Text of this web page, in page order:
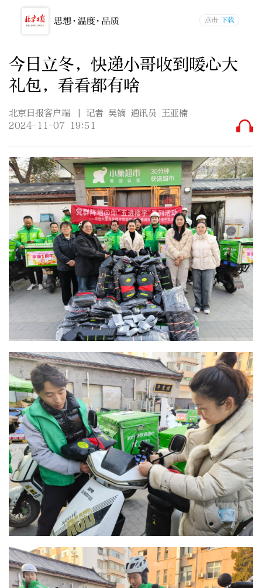
今日立冬，快递小哥收到暖心大
礼包，看看都有啥
北京日报客户端
| 记者 吴镝 通讯员 王亚楠
2024-11-07 19:51